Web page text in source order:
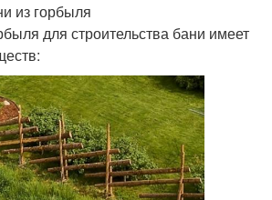
из горбыля
для строительства бани имеет